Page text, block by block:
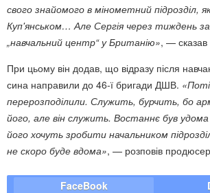
свого знайомого в мінометний підрозділ,
Куп'янськом… Але Сергія через тиждень
„навчальний центр“ у Британію», —
При цьому він додав, що відразу після
сина направили до 46-ї бригади ДШВ.
перерозподілили. Служить, бурчить, бо
його, але він служить. Востаннє був удома
його хочуть зробити начальником
не скоро буде вдома», — розповів
FaceBook